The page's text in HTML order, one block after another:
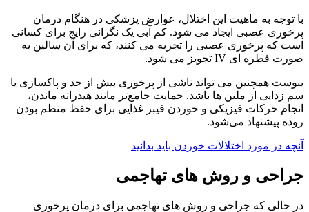
با توجه به ماهیت این اختلال، عوارض پزشکی در هنگام درمان
پرخوری عصبی ایجاد می شود. کم آبی یک نگرانی رایج برای کسانی
است که پرخوری عصبی را تجربه می کنند، که برای آن سالین به
صورت قطره ای IV تجویز می شود.
یبوست همچنین می تواند ناشی از پرخوری بیش از حد و پاکسازی یا
سم زدایی از ملین ها باشد. حمایت جامع‌تر مانند هیدراته ماندن،
انجام حرکات فیزیکی و خوردن فیبر غذایی برای حفظ منظم بودن
روده پیشنهاد می‌شود.
آنچه در مورد اختلالات خوردن باید بدانید
جراحی و روش های تهاجمی
در حالی که جراحی و روش های تهاجمی برای درمان پرخوری